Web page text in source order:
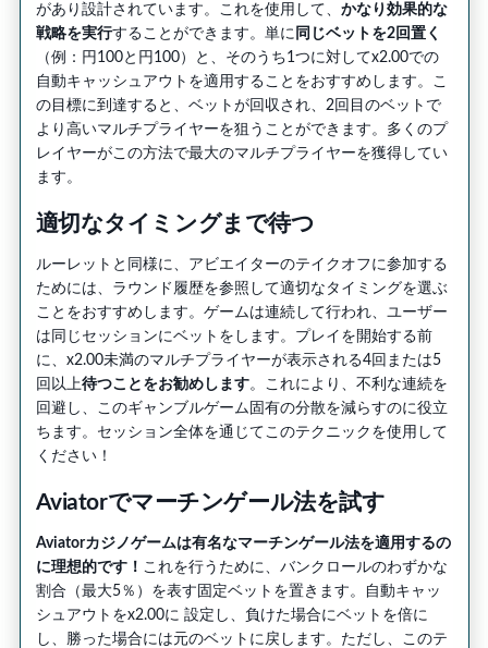
があり設計されています。これを使用して、 かなり効果的な
戦略を実行することができます。単に 同じベットを2回置く
（例：円100と円100）と、そのうち1つに対してx2.00での
自動キャッシュアウトを適用することをおすすめします。こ
の目標に到達すると、ベットが回収され、2回目のベットで
より高いマルチプライヤーを狙うことができます。多くのプ
レイヤーがこの方法で最大のマルチプライヤーを獲得してい
ます。
適切なタイミングまで待つ
ルーレットと同様に、アビエイターのテイクオフに参加する
ためには、ラウンド履歴を参照して適切なタイミングを選ぶ
ことをおすすめします。ゲームは連続して行われ、ユーザー
は同じセッションにベットをします。プレイを開始する前
に、x2.00未満のマルチプライヤーが表示される4回または5
回以上待つことをお勧めします。これにより、不利な連続を
回避し、このギャンブルゲーム固有の分散を減らすのに役立
ちます。セッション全体を通じてこのテクニックを使用して
ください！
Aviatorでマーチンゲール法を試す
Aviatorカジノゲームは有名なマーチンゲール法を適用するの
に理想的です！ これを行うために、バンクロールのわずかな
割合（最大5％）を表す固定ベットを置きます。自動キャッ
シュアウトをx2.00に 設定し、負けた場合にベットを倍に
し、勝った場合には元のベットに戻します。ただし、このテ